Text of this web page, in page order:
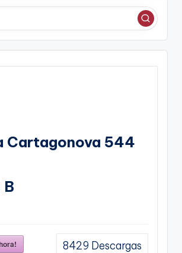
Cartagonova 544
B
8429 Descargas